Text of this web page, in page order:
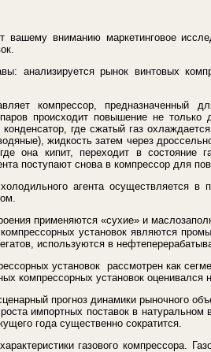
вашему вниманию маркетинговое
анализируется рынок винтовых
компрессор,
происходит повышение не
где сжатый газ
жидкость затем через
она кипит, переходит в
поступают снова в компрессор для
агента осуществляется
применяются «сухие» и
установок являются
используются в
установок рассмотрен как
компрессорных установок оценивался
прогноз динамики рыночного
импортных поставок в
года существенно сократится.
газового компрессора.